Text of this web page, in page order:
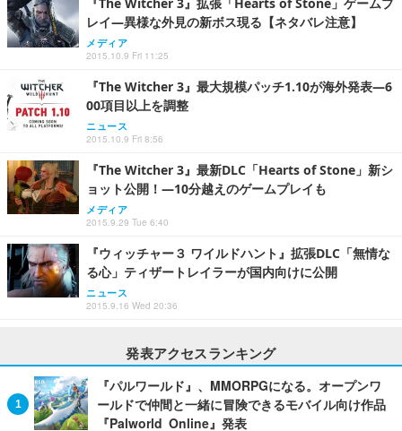
レイ―異様な外見の新ボス現る【ネタバレ注意】
メディア
2015.10.9 Fri 11:25
『The Witcher 3』最大規模パッチ1.10が海外発表―6
00項目以上を調整
ニュース
2015.10.9 Fri 8:56
『The Witcher 3』最新DLC「Hearts of Stone」新シ
ョット公開！―10分越えのゲームプレイも
メディア
2015.9.29 Tue 6:40
『ウィッチャー３ ワイルドハント』拡張DLC「無情な
る心」ティザートレイラーが国内向けに公開
ニュース
2015.9.16 Wed 20:36
発表アクセスランキング
『パルワールド』、MMORPGになる。オープンワ
ールドで仲間と一緒に冒険できるモバイル向け作品
『Palworld Online』発表